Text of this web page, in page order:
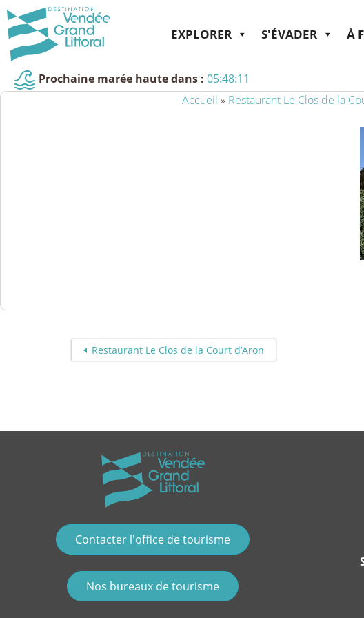
EXPLORER S'ÉVADER À
Prochaine marée haute dans : 05:48:11
Accueil » Restaurant Le Clos de la
Restaurant Le Clos de la Court d’Aron
Contacter l'office de tourisme
Nos bureaux de tourisme